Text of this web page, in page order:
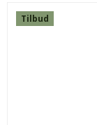
Tilbud